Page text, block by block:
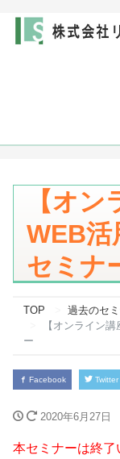
【オ
WEB活
セミナ
TOP
過去のセ
【オンライン
ー
Facebook Twitter
2020年6月27日
本セミナーは終了